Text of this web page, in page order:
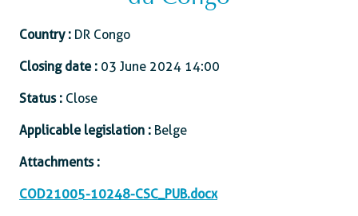
Country : DR Congo
Closing date : 03 June 2024 14:00
Status : Close
Applicable legislation : Belge
Attachments :
COD21005-10248-CSC_PUB.docx